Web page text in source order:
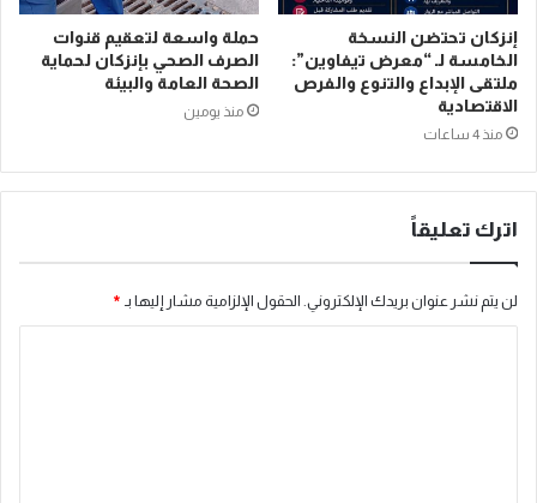
إنزكان تحتضن النسخة
الخامسة لـ “معرض تيفاوين”:
ملتقى الإبداع والتنوع والفرص
الاقتصادية
منذ 4 ساعات
حملة واسعة لتعقيم قنوات
الصرف الصحي بإنزكان لحماية
الصحة العامة والبيئة
منذ يومين
اترك تعليقاً
لن يتم نشر عنوان بريدك الإلكتروني. الحقول الإلزامية مشار إليها بـ *